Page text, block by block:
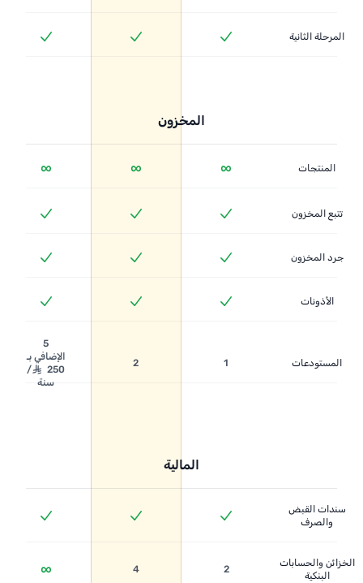
المرحلة الثانية
المخزون
المنتجات ∞
∞
∞
تتبع المخزون
جرد المخزون
الأذونات
المستودعات
الإضافي بـ
250 ⃁/
سنة
المالية
سندات القبض
والصرف
الخزائن والحسابات
البنكية
4
∞